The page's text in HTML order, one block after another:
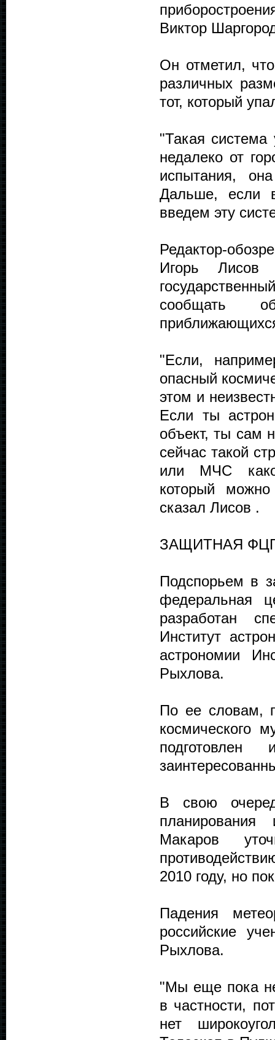
Виктор
Он отметил,
различных
тот, который
"Такая
недалеко от
испытания,
Дальше, если
введем эту
Редактор-
Игорь Лисов
сообщать
"Если,
опасный
этом и
Если ты
объект, ты сам
сейчас такой
или МЧС
который
сказал Лисов .
ЗАЩИТНАЯ
Подспорьем в
федеральная
разработан
Институт
астрономии
Рыхлова.
По ее словам,
космического
В свою
Макаров
2010 году, но
Падения
российские
Рыхлова.
"Мы еще пока
в частности,
нет